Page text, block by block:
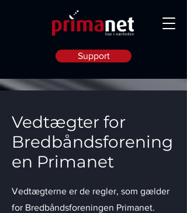
Support
Vedtægter for
Bredbåndsforening
en Primanet
Vedtægterne er de regler, som gælder
for Bredbåndsforeningen Primanet.